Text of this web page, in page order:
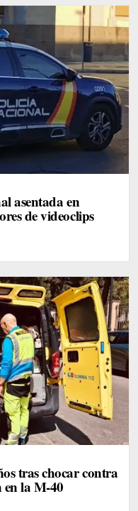
asentada en
de videoclips
tras chocar contra
en la M-40